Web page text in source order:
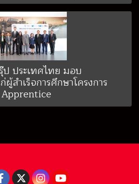
ประเทศไทย มอบ
สำเร็จการศึกษาโครงการ